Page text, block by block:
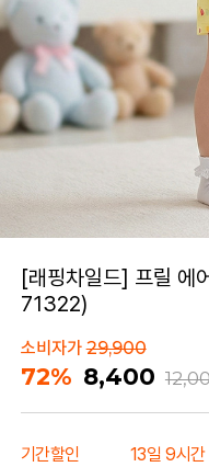
[래핑차일드] 프릴
71322)
소비자가29,900
72% 8,400
기간할인
13일 9시